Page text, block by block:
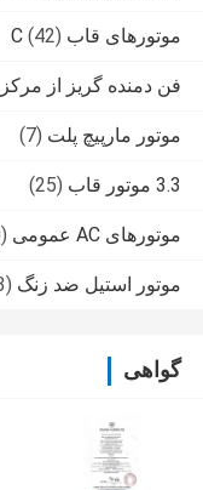
موتورهای قاب C (42)
فن دمنده گریز از مرکز
موتور مارپیچ پلت (7)
3.3 موتور قاب (25)
موتورهای AC عمومی (10)
موتور استیل ضد زنگ (3)
گواهی